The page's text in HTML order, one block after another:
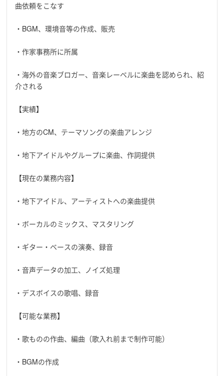
曲依頼をこなす
・BGM、環境音等の作成、販売
・作家事務所に所属
・海外の音楽ブロガー、音楽レーベルに楽曲を認められ、紹
介される
【実績】
・地方のCM、テーマソングの楽曲アレンジ
・地下アイドルやグループに楽曲、作詞提供
【現在の業務内容】
・地下アイドル、アーティストへの楽曲提供
・ボーカルのミックス、マスタリング
・ギター・ベースの演奏、録音
・音声データの加工、ノイズ処理
・デスボイスの歌唱、録音
【可能な業務】
・歌ものの作曲、編曲（歌入れ前まで制作可能）
・BGMの作成